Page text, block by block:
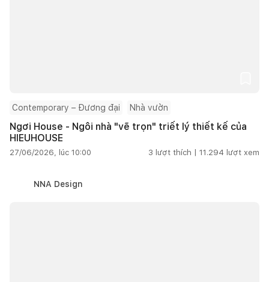
Contemporary – Đương đại Nhà vườn
Ngơi House - Ngôi nhà "vẽ trọn" triết lý thiết kế của
HIEUHOUSE
27/06/2026, lúc 10:00 3 lượt thích | 11.294 lượt xem
NNA Design